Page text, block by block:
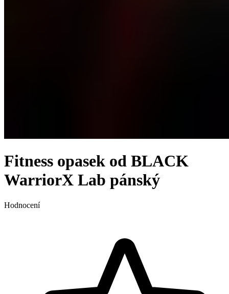
Fitness opasek od BLACK
WarriorX Lab pánský
Hodnocení